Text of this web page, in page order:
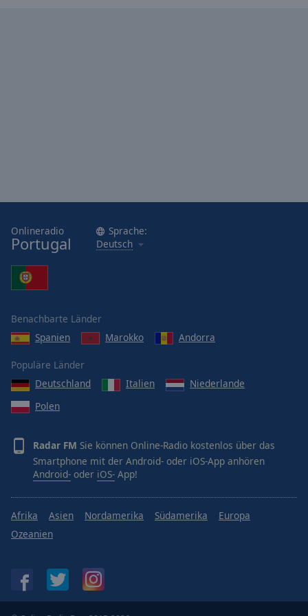
Font
Family
Done
Close
Dialog
End
dialog
Onlineradio
Portugal
Sprache:
Deutsch
Benachbarte Länder
Spanien
Marokko Andorra
Populäre Länder
Deutschland
Italien
Niederlande
Polen
Radar FM Sie können Online-Radio kostenlos über das
Smartphone mit der Android- oder iOS-App anhören
Android- oder iOS- App!
Afrika Asien Nordamerika Südamerika
Europa
Ozeanien